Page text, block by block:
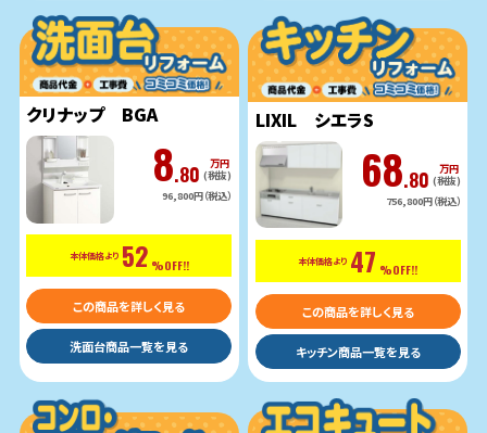
クリナップ BGA
8.80 万円
(税抜)
96,800円（税込）
本体価格より 52 %OFF!!
この商品を詳しく見る
洗面台商品一覧を見る
LIXIL シエラS
68.80 万円
(税抜)
756,800円（税込）
本体価格より 47 %OFF!!
この商品を詳しく見る
キッチン商品一覧を見る